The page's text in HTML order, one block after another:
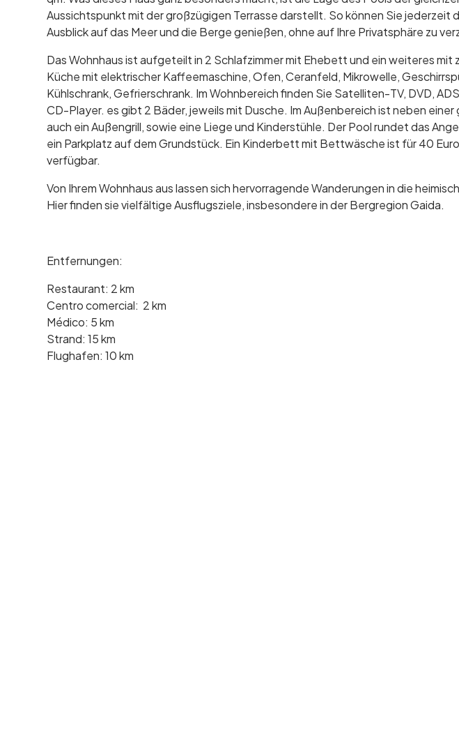
Aussichtspunkt mit der großzügigen Terrasse darstellt. So können Sie jederzeit
Ausblick auf das Meer und die Berge genießen, ohne auf Ihre Privatsphäre zu
Das Wohnhaus ist aufgeteilt in 2 Schlafzimmer mit Ehebett und ein weiteres mit
Küche mit elektrischer Kaffeemaschine, Ofen, Ceranfeld, Mikrowelle,
Kühlschrank, Gefrierschrank. Im Wohnbereich finden Sie Satelliten-TV, DVD,
CD-Player. es gibt 2 Bäder, jeweils mit Dusche. Im Außenbereich ist neben einer
auch ein Außengrill, sowie eine Liege und Kinderstühle. Der Pool rundet das
ein Parkplatz auf dem Grundstück. Ein Kinderbett mit Bettwäsche ist für 40
verfügbar.
Von Ihrem Wohnhaus aus lassen sich hervorragende Wanderungen in die
Hier finden sie vielfältige Ausflugsziele, insbesondere in der Bergregion Gaida.
Entfernungen:
Restaurant: 2 km
Centro comercial: 2 km
Médico: 5 km
Strand: 15 km
Flughafen: 10 km